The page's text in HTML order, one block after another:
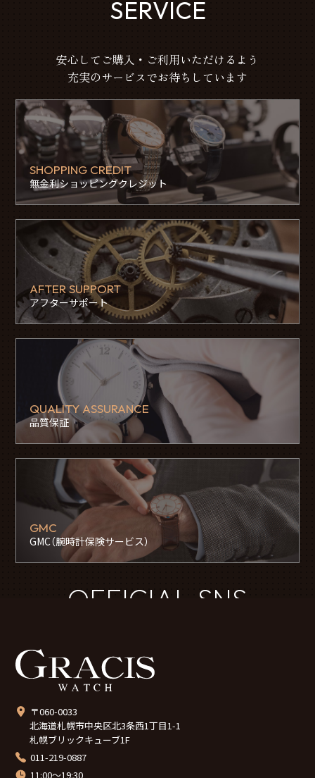
SERVICE
安心してご購入・ご利用いただけるよう
充実のサービスでお待ちしています
SHOPPING CREDIT
無金利ショッピングクレジット
AFTER SUPPORT
アフターサポート
QUALITY ASSURANCE
品質保証
GMC
GMC（腕時計保険サービス）
OFFICIAL SNS
〒060-0033
北海道札幌市中央区北3条西1丁目1-1
札幌ブリックキューブ1F
011-219-0887
11:00～19:30